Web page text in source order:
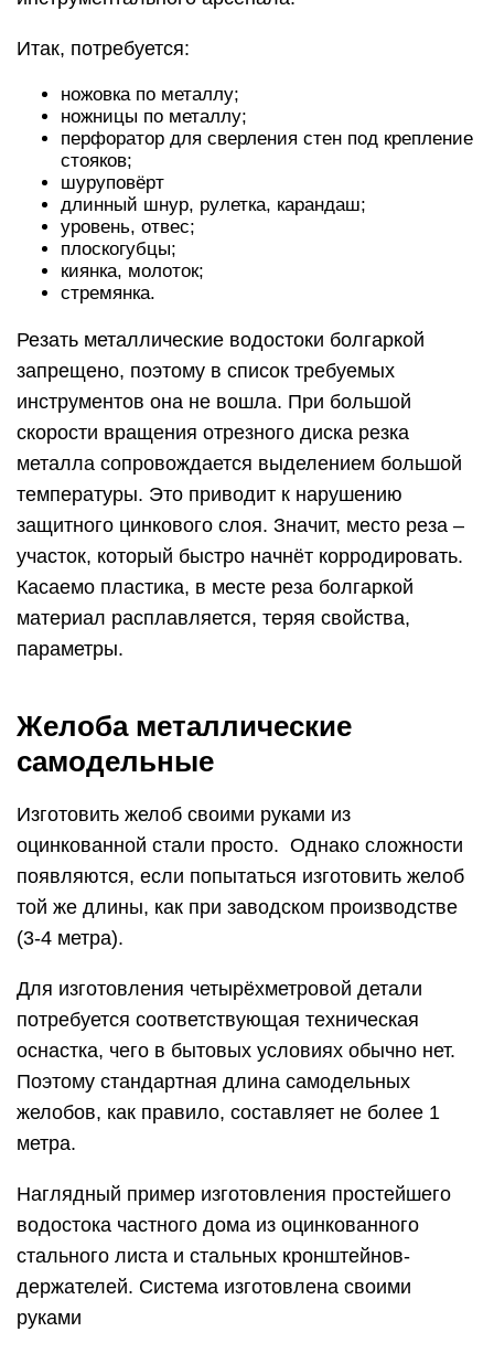
Итак, потребуется:
ножовка по металлу;
ножницы по металлу;
перфоратор для сверления стен под крепление
стояков;
шуруповёрт
длинный шнур, рулетка, карандаш;
уровень, отвес;
плоскогубцы;
киянка, молоток;
стремянка.
Резать металлические водостоки болгаркой
запрещено, поэтому в список требуемых
инструментов она не вошла. При большой
скорости вращения отрезного диска резка
металла сопровождается выделением большой
температуры. Это приводит к нарушению
защитного цинкового слоя. Значит, место реза –
участок, который быстро начнёт корродировать.
Касаемо пластика, в месте реза болгаркой
материал расплавляется, теряя свойства,
параметры.
Желоба металлические
самодельные
Изготовить желоб своими руками из
оцинкованной стали просто. Однако сложности
появляются, если попытаться изготовить желоб
той же длины, как при заводском производстве
(3-4 метра).
Для изготовления четырёхметровой детали
потребуется соответствующая техническая
оснастка, чего в бытовых условиях обычно нет.
Поэтому стандартная длина самодельных
желобов, как правило, составляет не более 1
метра.
Наглядный пример изготовления простейшего
водостока частного дома из оцинкованного
стального листа и стальных кронштейнов-
держателей. Система изготовлена своими
руками